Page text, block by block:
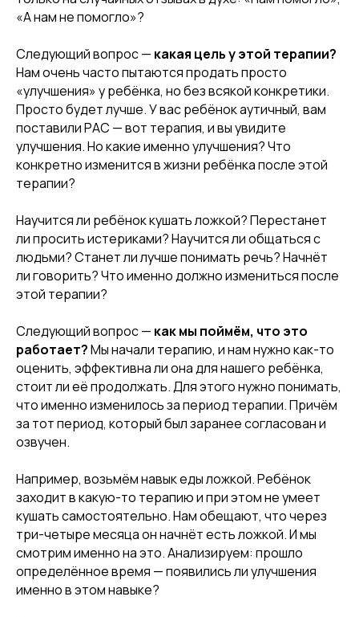
«А нам не помогло»?
Следующий вопрос — какая цель у этой терапии?
Нам очень часто пытаются продать просто
«улучшения» у ребёнка, но без всякой конкретики.
Просто будет лучше. У вас ребёнок аутичный, вам
поставили РАС — вот терапия, и вы увидите
улучшения. Но какие именно улучшения? Что
конкретно изменится в жизни ребёнка после этой
терапии?
Научится ли ребёнок кушать ложкой? Перестанет
ли просить истериками? Научится ли общаться с
людьми? Станет ли лучше понимать речь? Начнёт
ли говорить? Что именно должно измениться после
этой терапии?
Следующий вопрос — как мы поймём, что это
работает?Мы начали терапию, и нам нужно как-то
оценить, эффективна ли она для нашего ребёнка,
стоит ли её продолжать. Для этого нужно понимать,
что именно изменилось за период терапии. Причём
за тот период, который был заранее согласован и
озвучен.
Например, возьмём навык еды ложкой. Ребёнок
заходит в какую-то терапию и при этом не умеет
кушать самостоятельно. Нам обещают, что через
три-четыре месяца он начнёт есть ложкой. И мы
смотрим именно на это. Анализируем: прошло
определённое время — появились ли улучшения
именно в этом навыке?